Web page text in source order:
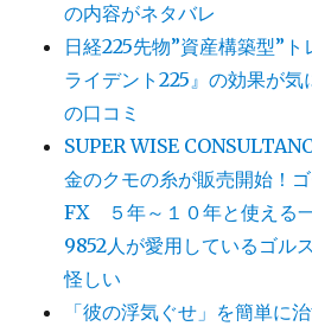
の内容がネタバレ
日経225先物”資産構築型”ト
ライデント225』の効果が
の口コミ
SUPER WISE
金のクモの糸が販売開始！
FX ５年～１０年と使える
9852人が愛用しているゴ
怪しい
「彼の浮気ぐせ」を簡単に